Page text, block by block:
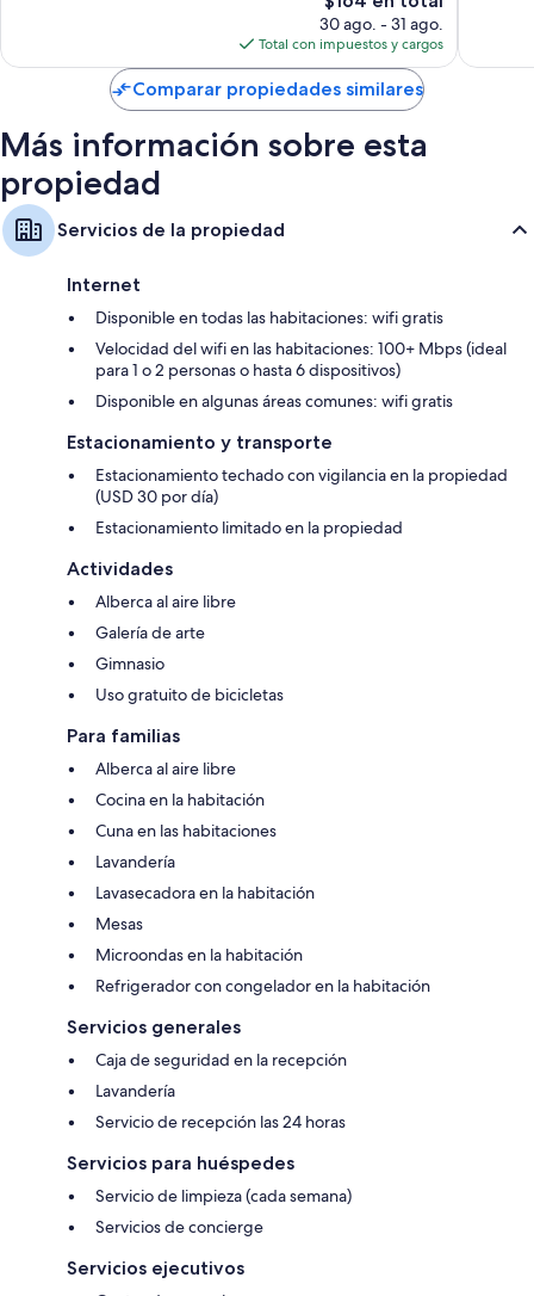
Smart TVs con Netflix, Hulu y servicios de streaming
Armarios o clósets, artículos de limpieza ecológicos y cocinas
precio
actual
es
de
$164
30 ago. - 31 ago.
Total con impuestos y cargos
Comparar propiedades similares
Más información sobre esta
propiedad
Servicios de la propiedad
Internet
Disponible en todas las habitaciones: wifi gratis
Velocidad del wifi en las habitaciones: 100+ Mbps (ideal
para 1 o 2 personas o hasta 6 dispositivos)
Disponible en algunas áreas comunes: wifi gratis
Estacionamiento y transporte
Estacionamiento techado con vigilancia en la propiedad
(USD 30 por día)
Estacionamiento limitado en la propiedad
Actividades
Alberca al aire libre
Galería de arte
Gimnasio
Uso gratuito de bicicletas
Para familias
Alberca al aire libre
Cocina en la habitación
Cuna en las habitaciones
Lavandería
Lavasecadora en la habitación
Mesas
Microondas en la habitación
Refrigerador con congelador en la habitación
Servicios generales
Caja de seguridad en la recepción
Lavandería
Servicio de recepción las 24 horas
Servicios para huéspedes
Servicio de limpieza (cada semana)
Servicios de concierge
Servicios ejecutivos